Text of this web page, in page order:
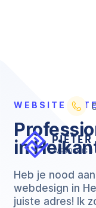
WEBSITE
in
Heb je nood
webdesign in
juiste adres! Ik